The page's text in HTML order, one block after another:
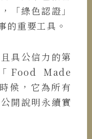
「綠色認證」
的重要工具。
具公信力的第
Food Made
候，它為所有
開說明永續實